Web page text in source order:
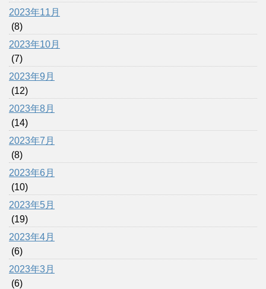
2023年11月
(8)
2023年10月
(7)
2023年9月
(12)
2023年8月
(14)
2023年7月
(8)
2023年6月
(10)
2023年5月
(19)
2023年4月
(6)
2023年3月
(6)